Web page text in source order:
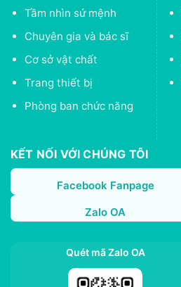
Tầm nhìn sứ mệnh
Chuyên gia và bác sĩ
Cơ sở vật chất
Trang thiết bị
Phòng ban chức năng
KẾT NỐI VỚI CHÚNG TÔI
Facebook Fanpage
Zalo OA
Quét mã Zalo OA